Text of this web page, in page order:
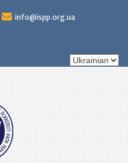
info@ispp.org.ua
Вибрати